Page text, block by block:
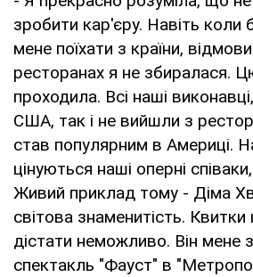
зробити кар'єру. Навіть коли
мене поїхати з країни,
ресторанах я не збиралася.
проходила. Всі наші
США, так і не вийшли з
став популярним в Америці.
цінуються наші оперні
Живий приклад тому - Діма
світова знаменитість.
дістати неможливо. Він мене
спектакль "Фауст" в